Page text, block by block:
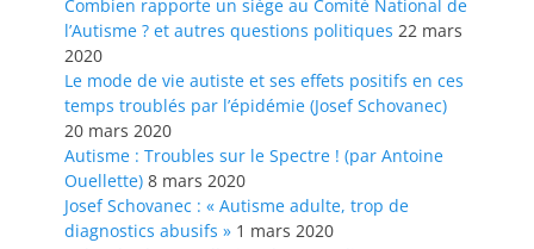
Combien rapporte un siège au Comité National de
l’Autisme ? et autres questions politiques 22 mars
2020
Le mode de vie autiste et ses effets positifs en ces
temps troublés par l’épidémie (Josef Schovanec)
20 mars 2020
Autisme : Troubles sur le Spectre ! (par Antoine
Ouellette) 8 mars 2020
Josef Schovanec : « Autisme adulte, trop de
diagnostics abusifs » 1 mars 2020